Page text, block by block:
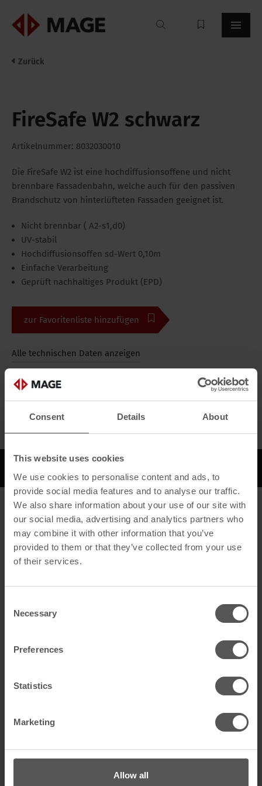
Consent Details About
This website uses cookies
We use cookies to personalise content and ads, to
provide social media features and to analyse our traffic.
We also share information about your use of our site with
our social media, advertising and analytics partners who
may combine it with other information that you’ve
provided to them or that they’ve collected from your use
of their services.
Selection
Necessary
Preferences
Statistics
Marketing
Allow all
Mageroof
Zurück
FireSafe W2 schwarz
Artikelnummer: 8032030010
Die FireSafe W2 ist eine hochdiffusionsoffene und nicht
brennbare Fassadenbahn, welche auch für den passiven
Brandschutz von hinterlüfteten Fassaden geeignet ist.
Nicht brennbar ( A2-s1,d0)
UV-stabil
Hochdiffusionsoffen sd-Wert 0,10m
Einfache Verarbeitung
Geprüft nachhaltiges Produkt (EPD)
zur Favoritenliste hinzufügen
Alle technischen Daten anzeigen
Bilder Alle Medien
Beschreibung
Allgemein
Produktname
GTIN 4262556351517
Artikelart
Technische Daten
Alle technischen Daten anzeigen
Zurück zur Übersicht